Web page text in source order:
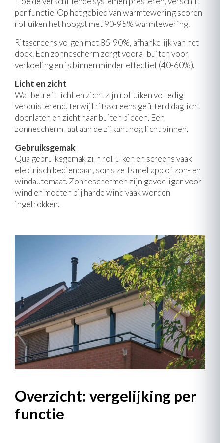
per functie. Op het gebied van warmtewering scoren
rolluiken het hoogst met 90-95% warmtewering.
Ritsscreens volgen met 85-90%, afhankelijk van het
doek. Een zonnescherm zorgt vooral buiten voor
verkoeling en is binnen minder effectief (40-60%).
Licht en zicht
Wat betreft licht en zicht zijn rolluiken volledig
verduisterend, terwijl ritsscreens gefilterd daglicht
doorlaten en zicht naar buiten bieden. Een
zonnescherm laat aan de zijkant nog licht binnen.
Gebruiksgemak
Qua gebruiksgemak zijn rolluiken en screens vaak
elektrisch bedienbaar, soms zelfs met app of zon- en
windautomaat. Zonneschermen zijn gevoeliger voor
wind en moeten bij harde wind vaak worden
ingetrokken.
Overzicht: vergelijking per
functie